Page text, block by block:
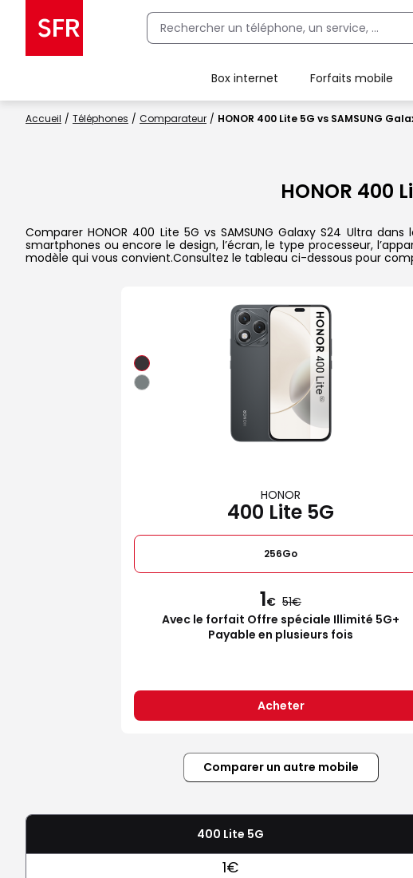
Box internet Forfaits mobile
Accueil Téléphones Comparateur HONOR 400 Lite 5G vs SAMSUNG
HONOR 400
Comparer HONOR 400 Lite 5G vs SAMSUNG Galaxy S24 Ultra
smartphones ou encore le design, l’écran, le type processeur,
modèle qui vous convient.Consultez le tableau ci-dessous pour
HONOR
400 Lite 5G
256Go
1€ 51
Avec le forfait Offre spéciale Illimité 5G+
Payable en plusieurs fois
Acheter
Comparer un autre mobile
400 Lite 5G
1€